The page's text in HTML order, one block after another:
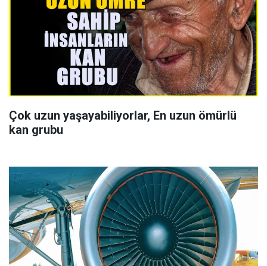
Çok uzun yaşayabiliyorlar, En uzun ömürlü
kan grubu